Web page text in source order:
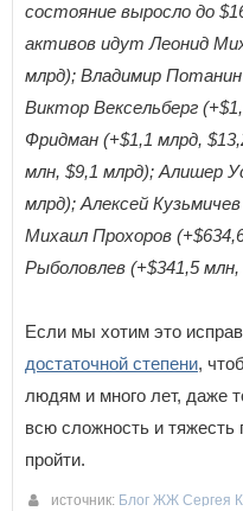
состояние выросло до
активов идут Леонид
млрд); Владимир
Виктор Вексельберг
Фридман (+$1,1 млрд,
млн, $9,1 млрд); Алишер
млрд); Алексей
Михаил Прохоров
Рыболовлев (+$341,5 млн,
Если мы хотим это
достаточной степени,
людям и много лет, даже
всю сложность и тяжесть
пройти.
источник: Блог ЖЖ Сергея